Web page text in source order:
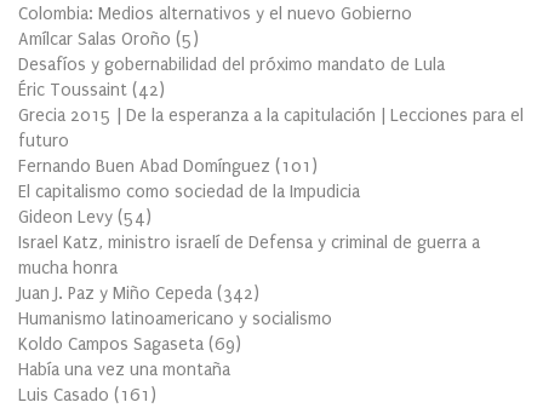
Colombia: Medios alternativos y el nuevo Gobierno
Amílcar Salas Oroño (5)
Desafíos y gobernabilidad del próximo mandato de Lula
Éric Toussaint (42)
Grecia 2015 | De la esperanza a la capitulación | Lecciones para el
futuro
Fernando Buen Abad Domínguez (101 )
El capitalismo como sociedad de la Impudicia
Gideon Levy (54)
Israel Katz, ministro israelí de Defensa y criminal de guerra a
mucha honra
Juan J. Paz y Miño Cepeda (342)
Humanismo latinoamericano y socialismo
Koldo Campos Sagaseta (69)
Había una vez una montaña
Luis Casado (161 )